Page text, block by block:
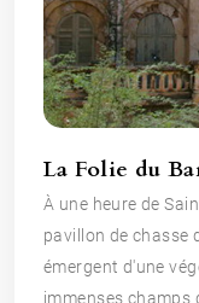
La Folie du
À une heure de
pavillon de chasse
émergent d'une
immenses champs